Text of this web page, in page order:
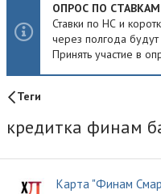
ОПРОС ПО СТАВКАМ
Ставки по НС и
через полгода
Принять участие в
Теги
кредитка финам
Карта "Финам